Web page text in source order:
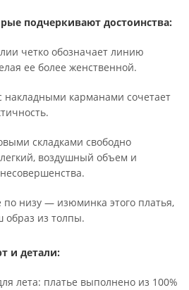
подчеркивают достоинства:
четко обозначает линию
ее более женственной.
карманами сочетает
складками свободно
воздушный объем и
низу — изюминка этого платья,
образ из толпы.
и детали:
лета: платье выполнено из 100%